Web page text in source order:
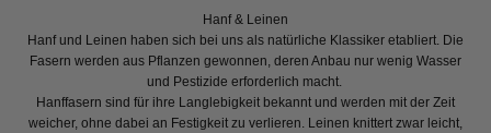
Hanf & Leinen
Hanf und Leinen haben sich bei uns als natürliche Klassiker etabliert. Die
Fasern werden aus Pflanzen gewonnen, deren Anbau nur wenig Wasser
und Pestizide erforderlich macht.
Hanffasern sind für ihre Langlebigkeit bekannt und werden mit der Zeit
weicher, ohne dabei an Festigkeit zu verlieren. Leinen knittert zwar leicht,